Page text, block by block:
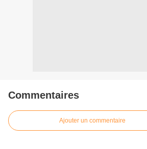
Commentaires
Ajouter un commentaire